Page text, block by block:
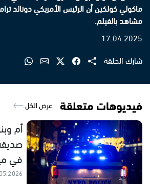
ماكولي كولكين أن الرئيس الأمريكي دونالد
مشاهد بالفيلم.
17.04.2025
شارك الحلقة
فيديوهات متعلقة عرض الكل
أم
في